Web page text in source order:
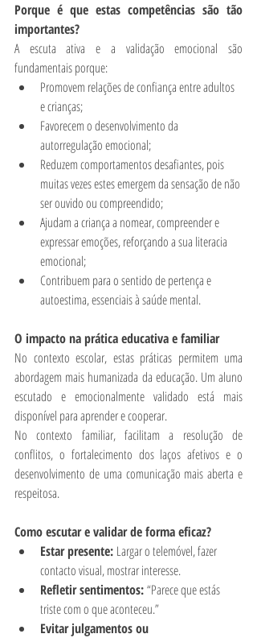
Porque é que estas competências são tão
importantes?
A escuta ativa e a validação emocional são
fundamentais porque:
Promovem relações de confiança entre adultos
e crianças;
Favorecem o desenvolvimento da
autorregulação emocional;
Reduzem comportamentos desafiantes, pois
muitas vezes estes emergem da sensação de não
ser ouvido ou compreendido;
Ajudam a criança a nomear, compreender e
expressar emoções, reforçando a sua literacia
emocional;
Contribuem para o sentido de pertença e
autoestima, essenciais à saúde mental.
O impacto na prática educativa e familiar
No contexto escolar, estas práticas permitem uma
abordagem mais humanizada da educação. Um aluno
escutado e emocionalmente validado está mais
disponível para aprender e cooperar.
No contexto familiar, facilitam a resolução de
conflitos, o fortalecimento dos laços afetivos e o
desenvolvimento de uma comunicação mais aberta e
respeitosa.
Como escutar e validar de forma eficaz?
Estar presente: Largar o telemóvel, fazer
contacto visual, mostrar interesse.
Refletir sentimentos: “Parece que estás
triste com o que aconteceu.”
Evitar julgamentos ou